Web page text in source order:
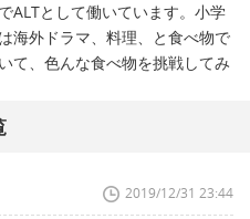
ALTとして働いています。小学
海外ドラマ、料理、と食べ物で
て、色んな食べ物を挑戦してみ
2019/12/31 23:44